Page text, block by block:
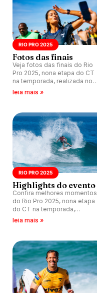
RIO PRO 2025
Fotos das finais
Veja fotos das finais do Rio
Pro 2025, nona etapa do CT
na temporada, realizada no
Point de Itaúna, Saquarema.
leia mais »
RIO PRO 2025
Highlights do evento
Confira melhores momentos
do Rio Pro 2025, nona etapa
do CT na temporada,
realizada no Point de Itaúna,
leia mais »